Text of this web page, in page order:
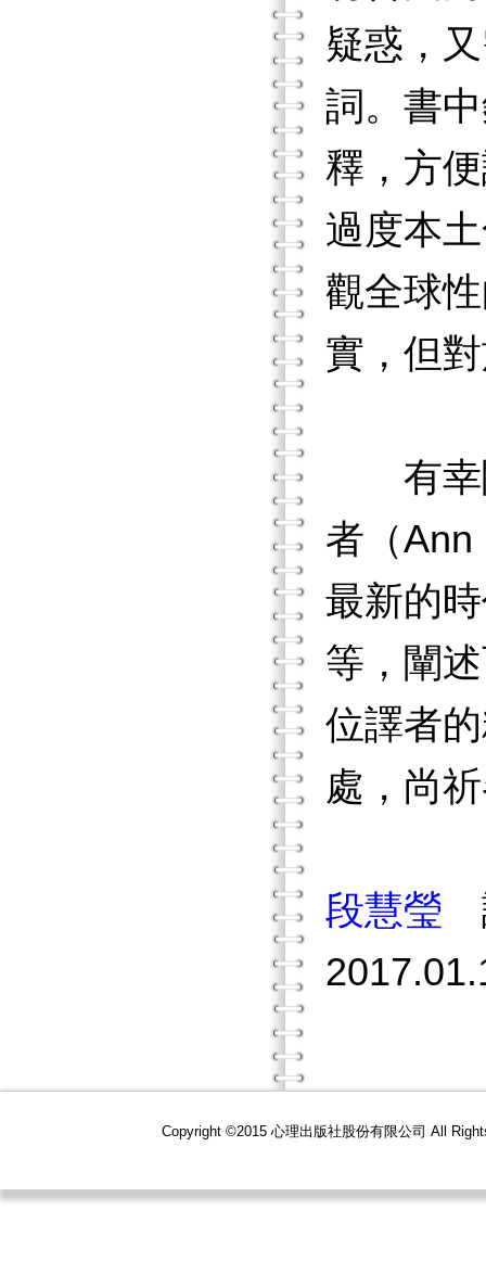
疑惑，
詞。書
釋，方
過度本
觀全球
實，但
有幸閱
者（Ann
最新的
等，闡
位譯者
處，尚
段慧瑩
Copyright ©2015 心理出版社股份有限公司 All